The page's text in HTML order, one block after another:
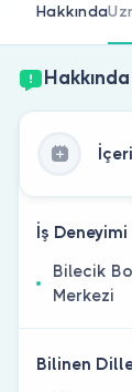
Hakkında
Hakkında
İş Deneyimi
Bilecik
Merkezi
Bilinen